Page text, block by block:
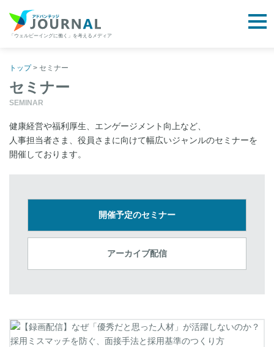
content
「ウェルビーイングに働く」を考えるメディア
トップ> セミナー
セミナー
SEMINAR
健康経営や福利厚生、エンゲージメント向上など、
人事担当者さま、役員さまに向けて幅広いジャンルのセミナーを
開催しております。
開催予定のセミナー
アーカイブ配信